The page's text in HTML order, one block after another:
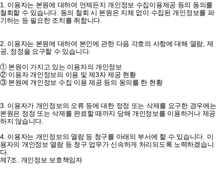
1. 이용자는 본원에 대하여 언제든지 개인정보 수집이용제공 등의 동의를
철회할 수 있습니다. 동의 철회 시 본원은 지체 없이 수집된 개인정보를 파
기하는 등 필요한 조치를 취합니다.
2. 이용자는 본원에 대하여 본인에 관한 다음 각호의 사항에 대해 열람, 제
공, 정정을 요구할 수 있습니다.
① 본원이 가지고 있는 이용자의 개인정보
② 이용자 개인정보의 이용 및 제3자 제공 현황
③ 본원에 개인정보 수집 이용 제공 등의 동의를 한 현황
3. 이용자가 개인정보의 오류 등에 대한 정정 또는 삭제를 요구한 경우에는
본원은 정정 또는 삭제를 완료할 때까지 당해 개인정보를 이용하거나 제공
하지 않습니다.
4. 이용자는 개인정보의 열람 등 청구를 아래의 부서에 할 수 있습니다. 이
용자의 개인정보 열람 등 청구 업무가 신속하게 처리되도록 노력하겠습니
다.
제7조. 개인정보 보호책임자